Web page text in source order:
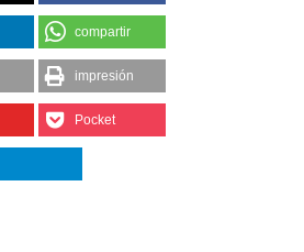
compartir
impresión
Pocket